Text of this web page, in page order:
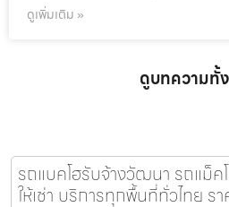
ดูเพิ่มเติม »
ดูบทความทั้
รถแบคโฮรับจ้างวัฒนา รถแม็ค
ให้เช่า บริการทุกพื้นที่ทั่วไทย ร